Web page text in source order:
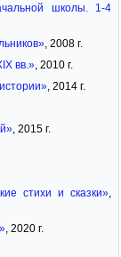
школы. 1-4
, 2008 г.
вв.», 2010 г.
, 2014 г.
, 2015 г.
стихи и сказки»
, 2020 г.